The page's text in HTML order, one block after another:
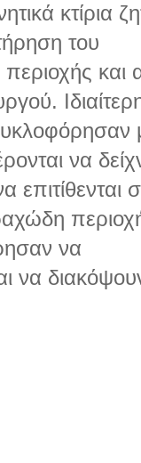
κτίρια
του
και
να
επιτίθενται
να
να